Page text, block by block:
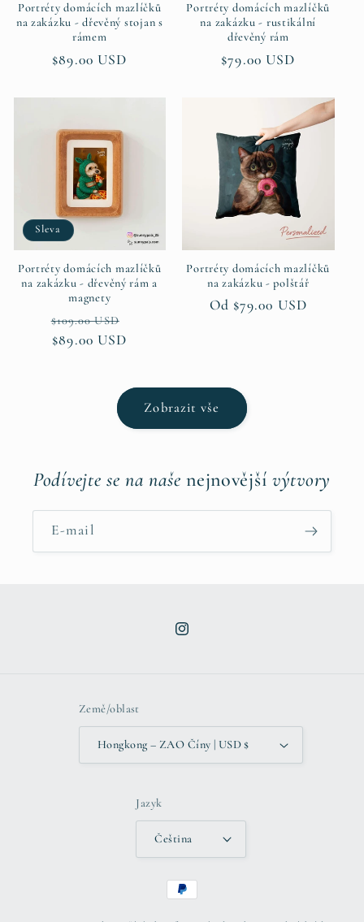
Portréty domácích mazlíčků
na zakázku - dřevěný stojan s
rámem
Běžná
$89.00 USD
Portréty domácích mazlíčků
na zakázku - rustikální
dřevěný rám
Běžná
$79.00 USD
Sleva
Portréty domácích mazlíčků
na zakázku - dřevěný rám a
magnety
Běžná
cena
$109.00 USD
$89.00 USD
Portréty domácích mazlíčků
na zakázku - polštář
Běžná
Od $79.00 USD
Zobrazit vše
Podívejte se na naše nejnovější výtvory
E-mail
Instagram
Země/oblast
Hongkong – ZAO Číny | USD $
Jazyk
Čeština
Platební